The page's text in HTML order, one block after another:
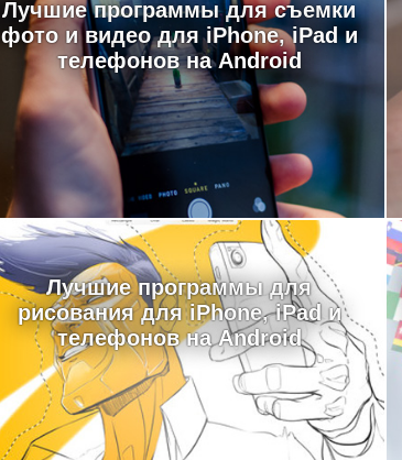
Лучшие программы для съемки
фото и видео для iPhone, iPad и
телефонов на Android
Лучшие программы для
рисования для iPhone, iPad и
телефонов на Android